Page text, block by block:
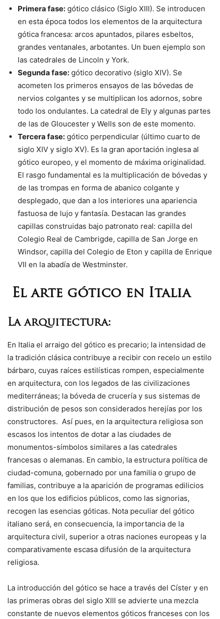
Primera fase: gótico clásico (Siglo XIII). Se introducen
en esta época todos los elementos de la arquitectura
gótica francesa: arcos apuntados, pilares esbeltos,
grandes ventanales, arbotantes. Un buen ejemplo son
las catedrales de Lincoln y York.
Segunda fase: gótico decorativo (siglo XIV). Se
acometen los primeros ensayos de las bóvedas de
nervios colgantes y se multiplican los adornos, sobre
todo los ondulantes. La catedral de Ely y algunas partes
de las de Gloucester y Wells son de este momento.
Tercera fase: gótico perpendicular (último cuarto de
siglo XIV y siglo XV). Es la gran aportación inglesa al
gótico europeo, y el momento de máxima originalidad.
El rasgo fundamental es la multiplicación de bóvedas y
de las trompas en forma de abanico colgante y
desplegado, que dan a los interiores una apariencia
fastuosa de lujo y fantasía. Destacan las grandes
capillas construidas bajo patronato real: capilla del
Colegio Real de Cambrigde, capilla de San Jorge en
Windsor, capilla del Colegio de Eton y capilla de Enrique
VII en la abadía de Westminster.
El arte gótico en Italia
La arquitectura:
En Italia el arraigo del gótico es precario; la intensidad de
la tradición clásica contribuye a recibir con recelo un estilo
bárbaro, cuyas raíces estilísticas rompen, especialmente
en arquitectura, con los legados de las civilizaciones
mediterráneas; la bóveda de crucería y sus sistemas de
distribución de pesos son considerados herejías por los
constructores. Así pues, en la arquitectura religiosa son
escasos los intentos de dotar a las ciudades de
monumentos-símbolos similares a las catedrales
francesas o alemanas. En cambio, la estructura política de
ciudad-comuna, gobernado por una familia o grupo de
familias, contribuye a la aparición de programas edilicios
en los que los edificios públicos, como las signorias,
recogen las esencias góticas. Nota peculiar del gótico
italiano será, en consecuencia, la importancia de la
arquitectura civil, superior a otras naciones europeas y la
comparativamente escasa difusión de la arquitectura
religiosa.
La introducción del gótico se hace a través del Císter y en
las primeras obras del siglo XIII se advierte una mezcla
constante de nuevos elementos góticos franceses con los